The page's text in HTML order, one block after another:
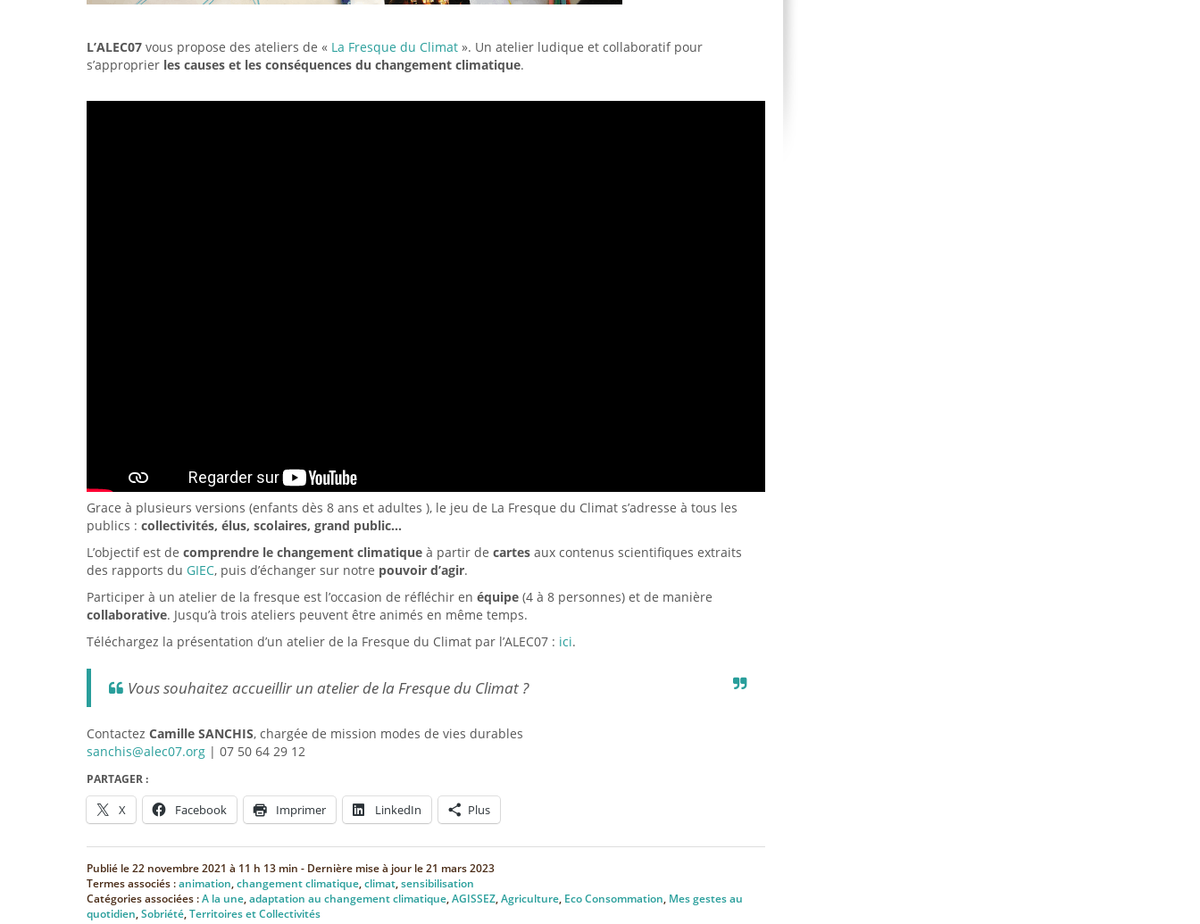
L’ALEC07 vous propose des ateliers de « La Fresque du Climat ». Un atelier ludique et collaboratif pour
s’approprier les causes et les conséquences du changement climatique.
Grace à plusieurs versions (enfants dès 8 ans et adultes ), le jeu de La Fresque du Climat s’adresse à tous les
publics : collectivités, élus, scolaires, grand public…
L’objectif est de comprendre le changement climatique à partir de cartes aux contenus scientifiques extraits
des rapports du GIEC, puis d’échanger sur notre pouvoir d’agir.
Participer à un atelier de la fresque est l’occasion de réfléchir en équipe (4 à 8 personnes) et de manière
collaborative. Jusqu’à trois ateliers peuvent être animés en même temps.
Téléchargez la présentation d’un atelier de la Fresque du Climat par l’ALEC07 : ici.
Vous souhaitez accueillir un atelier de la Fresque du Climat ?
Contactez Camille SANCHIS, chargée de mission modes de vies durables
sanchis@alec07.org | 07 50 64 29 12
PARTAGER :
X Facebook Imprimer LinkedIn Plus
Publié le22 novembre 2021 à 11 h 13 min - Dernière mise à jour le21 mars 2023
Termes associés :animation,changement climatique,climat,sensibilisation
Catégories associées :A la une,adaptation au changement climatique,AGISSEZ,Agriculture, Eco Consommation, Mes gestes au
quotidien,Sobriété,Territoires et Collectivités